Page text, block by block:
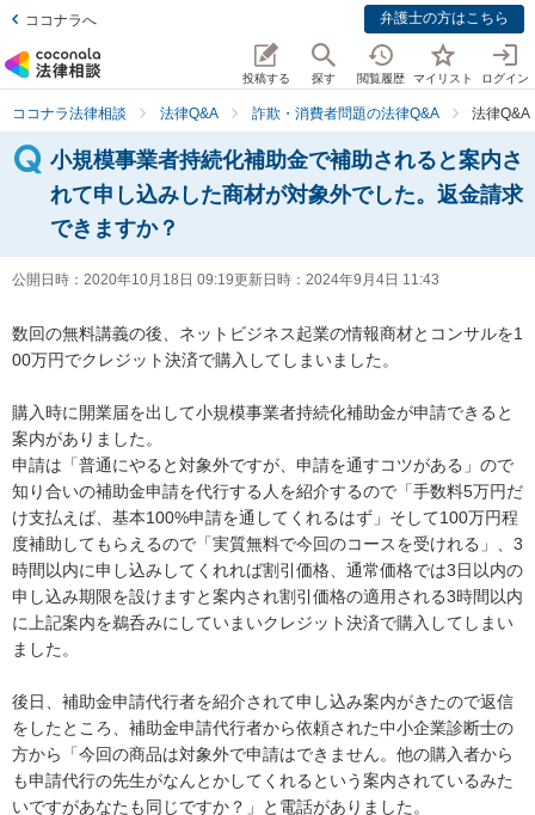
ココナラへ 弁護士の方はこちら
投稿する 探す 閲覧履歴 マイリスト ログイン
ココナラ法律相談 法律Q&A 詐欺・消費者問題の法律Q&A 法律Q&A
小規模事業者持続化補助金で補助されると案内さ
れて申し込みした商材が対象外でした。返金請求
できますか？
公開日時： 2020年10月18日 09:19更新日時： 2024年9月4日 11:43
数回の無料講義の後、ネットビジネス起業の情報商材とコンサルを1
00万円でクレジット決済で購入してしまいました。
購入時に開業届を出して小規模事業者持続化補助金が申請できると
案内がありました。
申請は「普通にやると対象外ですが、申請を通すコツがある」ので
知り合いの補助金申請を代行する人を紹介するので「手数料5万円だ
け支払えば、基本100%申請を通してくれるはず」そして100万円程
度補助してもらえるので「実質無料で今回のコースを受けれる」、3
時間以内に申し込みしてくれれば割引価格、通常価格では3日以内の
申し込み期限を設けますと案内され割引価格の適用される3時間以内
に上記案内を鵜呑みにしていまいクレジット決済で購入してしまい
ました。
後日、補助金申請代行者を紹介されて申し込み案内がきたので返信
をしたところ、補助金申請代行者から依頼された中小企業診断士の
方から「今回の商品は対象外で申請はできません。他の購入者から
も申請代行の先生がなんとかしてくれるという案内されているみた
いですがあなたも同じですか？」と電話がありました。